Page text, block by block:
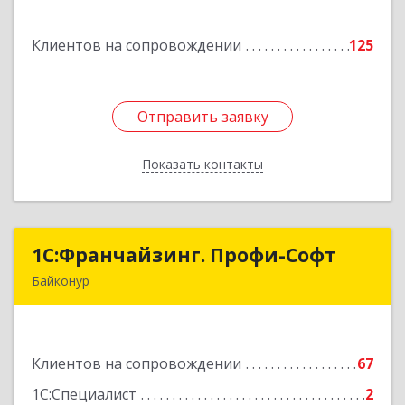
Клиентов на сопровождении 125
Отправить заявку
Показать контакты
Подробнее
Отправить заявку
Назад
1С:Франчайзинг. Профи-Софт
Байконур
Клиентов на сопровождении
67
1С:Специалист
2
1С:Франчайзинг. Профи-Софт
Подробнее